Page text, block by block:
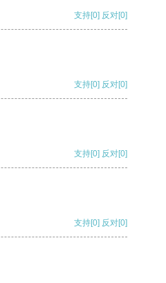
支持[0] 反对[0]
支持[0] 反对[0]
支持[0] 反对[0]
支持[0] 反对[0]